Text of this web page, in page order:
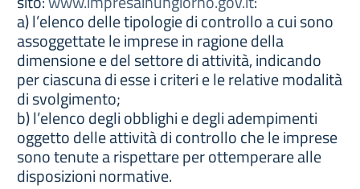
a) l’elenco delle tipologie di controllo a cui sono
assoggettate le imprese in ragione della
dimensione e del settore di attività, indicando
per ciascuna di esse i criteri e le relative modalità
di svolgimento;
b) l’elenco degli obblighi e degli adempimenti
oggetto delle attività di controllo che le imprese
sono tenute a rispettare per ottemperare alle
disposizioni normative.